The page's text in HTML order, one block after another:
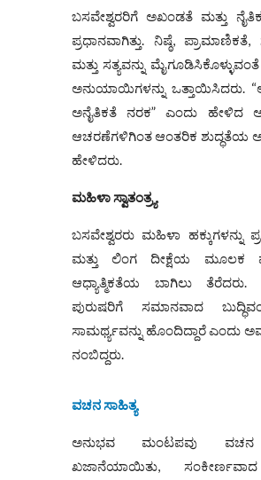
ಬಸವೇಶ್ವರರಿಗೆ ಅಖಂಡತೆ ಮತ್ತು
ಪ್ರಧಾನವಾಗಿತ್ತು. ನಿಷ್ಠೆ,
ಮತ್ತು ಸತ್ಯವನ್ನು
ಅನುಯಾಯಿಗಳನ್ನು ಒತ್ತಾಯಿಸಿದರು.
ಅನೈತಿಕತೆ ನರಕ” ಎಂದು ಹೇಳಿದ
ಆಚರಣೆಗಳಿಗಿಂತ ಆಂತರಿಕ ಶುದ್ಧತೆಯ
ಹೇಳಿದರು.
ಮಹಿಳಾ ಸ್ವಾತಂತ್ರ್ಯ
ಬಸವೇಶ್ವರರು ಮಹಿಳಾ ಹಕ್ಕುಗಳನ್ನು
ಮತ್ತು ಲಿಂಗ ದೀಕ್ಷೆಯ ಮೂಲಕ
ಆಧ್ಯಾತ್ಮಿಕತೆಯ ಬಾಗಿಲು
ಪುರುಷರಿಗೆ ಸಮಾನವಾದ
ಸಾಮರ್ಥ್ಯವನ್ನು ಹೊಂದಿದ್ದಾರೆ ಎಂದು
ನಂಬಿದ್ದರು.
ವಚನ ಸಾಹಿತ್ಯ
ಅನುಭವ ಮಂಟಪವು ವಚನ
ಖಜಾನೆಯಾಯಿತು, ಸಂಕೀರ್ಣವಾದ